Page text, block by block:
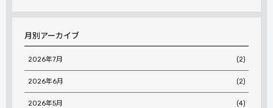
月別アーカイブ
2026年7月 (2)
2026年6月 (2)
2026年5月 (4)